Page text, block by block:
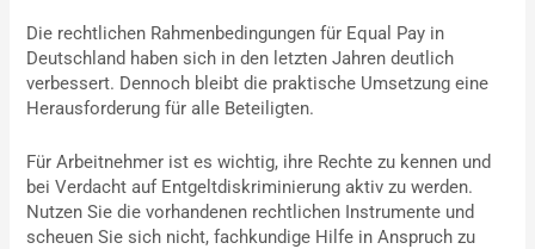
Die rechtlichen Rahmenbedingungen für Equal Pay in
Deutschland haben sich in den letzten Jahren deutlich
verbessert. Dennoch bleibt die praktische Umsetzung eine
Herausforderung für alle Beteiligten.
Für Arbeitnehmer ist es wichtig, ihre Rechte zu kennen und
bei Verdacht auf Entgeltdiskriminierung aktiv zu werden.
Nutzen Sie die vorhandenen rechtlichen Instrumente und
scheuen Sie sich nicht, fachkundige Hilfe in Anspruch zu